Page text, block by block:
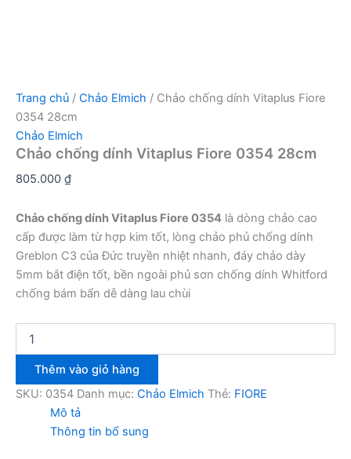
Trang chủ / Chảo Elmich / Chảo chống dính Vitaplus Fiore
0354 28cm
Chảo Elmich
Chảo chống dính Vitaplus Fiore 0354 28cm
805.000 ₫
Chảo chống dính Vitaplus Fiore 0354 là dòng chảo cao
cấp được làm từ hợp kim tốt, lòng chảo phủ chống dính
Greblon C3 của Đức truyền nhiệt nhanh, đáy chảo dày
5mm bắt điện tốt, bền ngoài phủ sơn chống dính Whitford
chống bám bẩn dễ dàng lau chùi
chống
Vitaplus
Fiore
Thêm vào giỏ hàng
SKU: 0354 Danh mục: Chảo Elmich Thẻ: FIORE
Mô tả
Thông tin bổ sung